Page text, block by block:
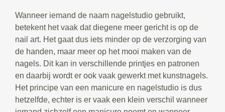
Wanneer iemand de naam nagelstudio gebruikt,
betekent het vaak dat diegene meer gericht is op de
nail art. Het gaat dus iets minder op de verzorging van
de handen, maar meer op het mooi maken van de
nagels. Dit kan in verschillende printjes en patronen
en daarbij wordt er ook vaak gewerkt met kunstnagels.
Het principe van een manicure en nagelstudio is dus
hetzelfde, echter is er vaak een klein verschil wanneer